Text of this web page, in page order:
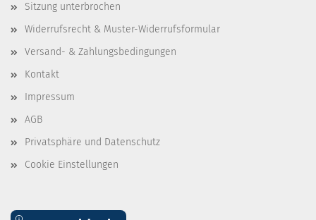
Sitzung unterbrochen
Widerrufsrecht & Muster-Widerrufsformular
Versand- & Zahlungsbedingungen
Kontakt
Impressum
AGB
Privatsphäre und Datenschutz
Cookie Einstellungen